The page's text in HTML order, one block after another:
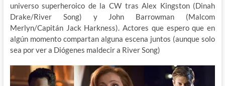
universo superheroico de la CW tras Alex Kingston (Dinah
Drake/River Song) y John Barrowman (Malcom
Merlyn/Capitán Jack Harkness). Actores que espero que en
algún momento compartan alguna escena juntos (aunque solo
sea por ver a Diógenes maldecir a River Song)